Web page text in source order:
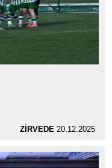
ZİRVEDE20.12.2025